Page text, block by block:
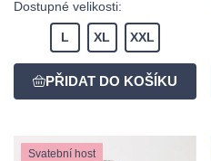
Dostupné velikosti:
L XL XXL
Svatební host